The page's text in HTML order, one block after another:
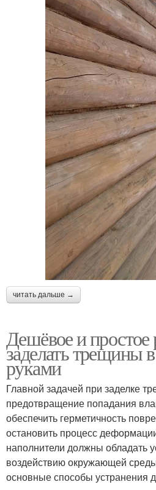
читать дальше →
Дешёвое и
заделать трещины
руками
Главной задачей при заделке
предотвращение попадания
обеспечить герметичность
остановить процесс
наполнители должны обладать
воздействию окружающей
основные способы устранения